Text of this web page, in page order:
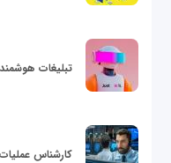
تبلیغات
کارشناس